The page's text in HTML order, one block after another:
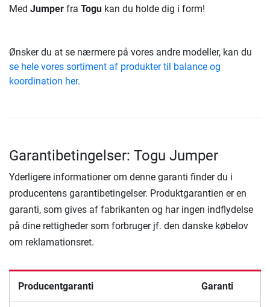
Med Jumper fra Togu kan du holde dig i form!
Ønsker du at se nærmere på vores andre modeller, kan du
se hele vores sortiment af produkter til balance og
koordination her.
Garantibetingelser: Togu Jumper
Yderligere informationer om denne garanti finder du i
producentens garantibetingelser. Produktgarantien er en
garanti, som gives af fabrikanten og har ingen indflydelse
på dine rettigheder som forbruger jf. den danske købelov
om reklamationsret.
Producentgaranti Garanti